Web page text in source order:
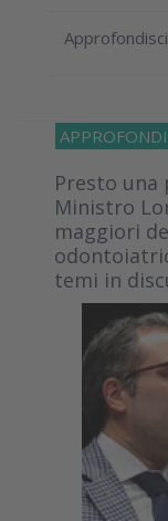
Approfondisci
Presto
Ministro
maggiori
temi in